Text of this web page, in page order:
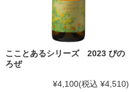
こことあるシリーズ 2023 ぴの
ろぜ
¥4,100(税込 ¥4,510)